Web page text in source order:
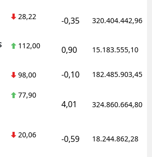
28,22 -0,35 320.404.442,96
112,00 0,90 15.183.555,10
98,00 -0,10 182.485.903,45
77,90
4,01 324.860.664,80
20,06 -0,59 18.244.862,28